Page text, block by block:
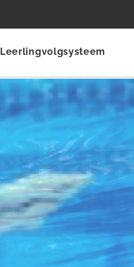
Leerlingvolgsysteem